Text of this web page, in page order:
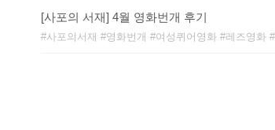
[사포의 서재] 4월 영화번개 후기
사포의서재 영화번개 여성퀴어영화 레즈영화